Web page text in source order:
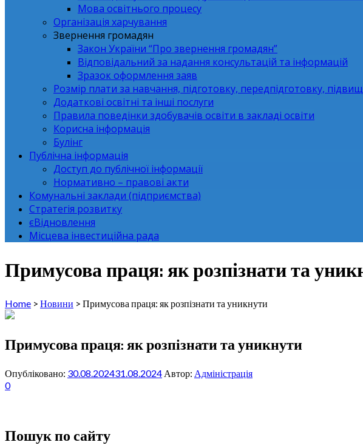
Мова освітнього процесу
Організація харчування
Звернення громадян
Закон України “Про звернення громадян”
Відповідальний за надання консультацій та інформацій
Зразок оформлення заяв
Розмір плати за навчання, підготовку, передпідготовку,
Додаткові освітні та інші послуги
Правила поведінки здобувачів освіти в закладі освіти
Корисна інформація
Булінг
Публічна інформація
Доступ до публічної інформації
Нормативно – правові акти
Комунальні заклади (підприємства)
Стратегія розвитку
єВідновлення
Місцева інвестиційна рада
Примусова праця: як розпізнати та
Home > Новини > Примусова праця: як розпізнати та уникнути
Примусова праця: як розпізнати та уникнути
Опубліковано: 30.08.202431.08.2024 Автор: Адміністрація
0
Пошук по сайту